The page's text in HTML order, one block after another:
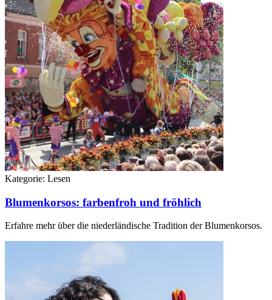
Kategorie: Lesen
Blumenkorsos: farbenfroh und fröhlich
Erfahre mehr über die niederländische Tradition der Blumenkorsos.